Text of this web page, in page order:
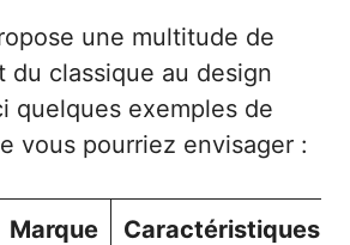
une multitude de
du classique au design
quelques exemples de
vous pourriez envisager :
Marque Caractéristiques